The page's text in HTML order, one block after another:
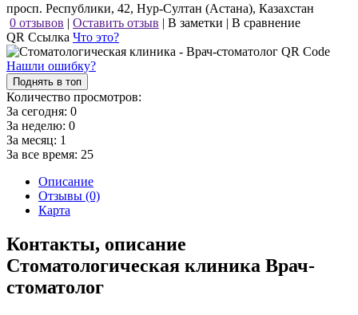
просп. Республики, 42, Нур-Султан (Астана), Казахстан
0 отзывов | Оставить отзыв | В заметки | В сравнение
QR Ссылка Что это?
Нашли ошибку?
Поднять в топ
Количество просмотров:
За сегодня: 0
За неделю: 0
За месяц: 1
За все время: 25
Описание
Отзывы (0)
Карта
Контакты, описание
Стоматологическая клиника Врач-
стоматолог